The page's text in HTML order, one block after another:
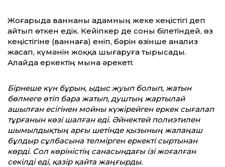
Жоғарыда ваннаны адамның жеке кеңістігі деп
айтып өткен едік. Кейіпкер де соны білетіндей, өз
кеңістігіне (ваннаға) еніп, бәрін өзінше анализ
жасап, күмәнін жоққа шығаруға тырысады.
Алайда еркектің мына әрекеті:
Бірнеше күн бұрын, ыдыс жуып болып, жатын
бөлмеге өтіп бара жатып, душтың жартылай
ашылған есігінен мойны күжірейген еркек сығалап
тұрғанын көзі шалған еді. Әйнектей полиэтилен
шымылдықтың арғы шетінде қызының жалаңаш
бұлдыр сұлбасына телмірген еркекті сыртынан
көрді. Сол көріністің санасындағы ізі жоғалған
секілді еді, қазір қайта жаңғырды.